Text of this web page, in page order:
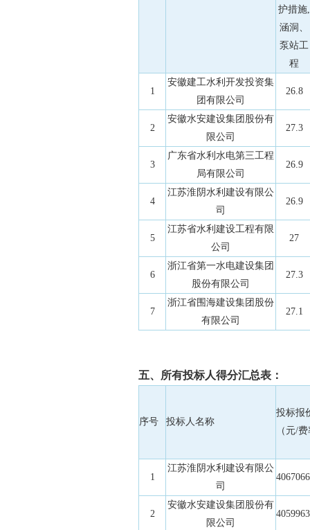
护措施,
涵洞、
泵站工
程
1
安徽建工水利开发投资集
团有限公司
26.8
2
安徽水安建设集团股份有
限公司
27.3
3
广东省水利水电第三工程
局有限公司
26.9
4
江苏淮阴水利建设有限公
司
26.9
5
江苏省水利建设工程有限
公司
27
6
浙江省第一水电建设集团
股份有限公司
27.3
7
浙江省围海建设集团股份
有限公司
27.1
五、所有投标人得分汇总表：
序号 投标人名称
投标报
（元/
1
江苏淮阴水利建设有限公
司
2
安徽水安建设集团股份有
限公司